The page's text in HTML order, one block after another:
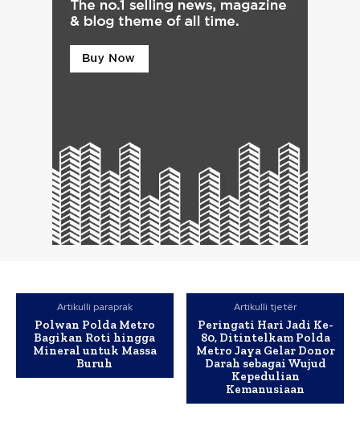
Artikulli paraprak
Polwan Polda Metro
Bagikan Roti hingga
Mineral untuk Massa
Buruh
Artikulli tjetër
Peringati Hari Jadi Ke-
80, Ditintelkam Polda
Metro Jaya Gelar Donor
Darah sebagai Wujud
Kepedulian
Kemanusiaan